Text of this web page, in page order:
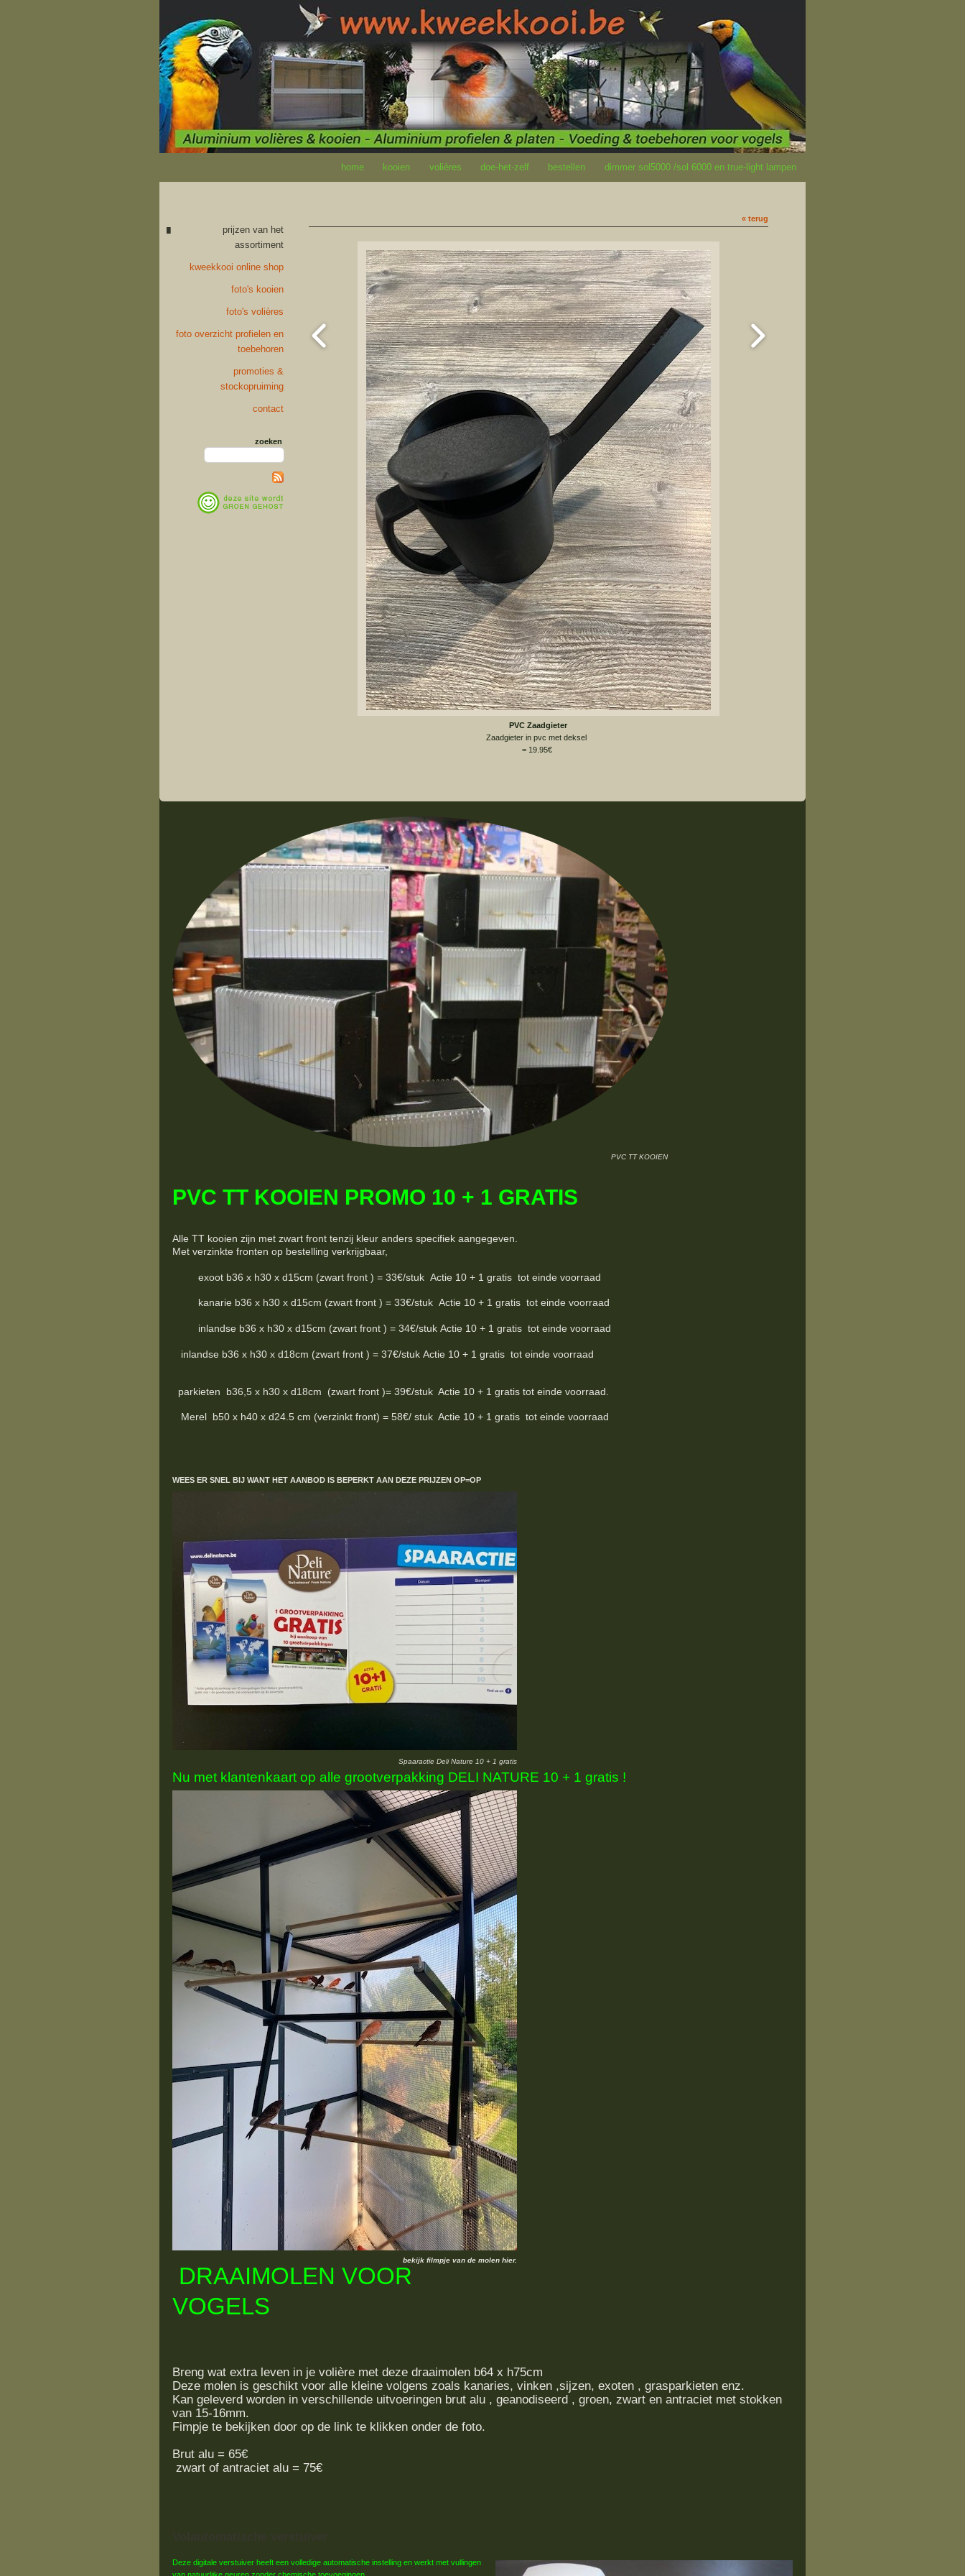
home kooien volières doe-het-zelf bestellen dimmer sol5000 /sol 6000 en true-light lampen
prijzen van het
assortiment
kweekkooi online shop
foto's kooien
foto's volières
foto overzicht profielen en
toebehoren
promoties &
stockopruiming
contact
zoeken
« terug
PVC Zaadgieter
Zaadgieter in pvc met deksel
= 19.95€
PVC TT KOOIEN
PVC TT KOOIEN PROMO 10 + 1 GRATIS
Alle TT kooien zijn met zwart front tenzij kleur anders specifiek aangegeven.
Met verzinkte fronten op bestelling verkrijgbaar,
exoot b36 x h30 x d15cm (zwart front ) = 33€/stuk Actie 10 + 1 gratis tot einde voorraad
kanarie b36 x h30 x d15cm (zwart front ) = 33€/stuk Actie 10 + 1 gratis tot einde voorraad
inlandse b36 x h30 x d15cm (zwart front ) = 34€/stuk Actie 10 + 1 gratis tot einde voorraad
inlandse b36 x h30 x d18cm (zwart front ) = 37€/stuk Actie 10 + 1 gratis tot einde voorraad
parkieten b36,5 x h30 x d18cm (zwart front )= 39€/stuk Actie 10 + 1 gratis tot einde voorraad.
Merel b50 x h40 x d24.5 cm (verzinkt front) = 58€/ stuk Actie 10 + 1 gratis tot einde voorraad
WEES ER SNEL BIJ WANT HET AANBOD IS BEPERKT AAN DEZE PRIJZEN OP=OP
Spaaractie Deli Nature 10 + 1 gratis
Nu met klantenkaart op alle grootverpakking DELI NATURE 10 + 1 gratis !
bekijk filmpje van de molen hier.
DRAAIMOLEN VOOR
VOGELS
Breng wat extra leven in je volière met deze draaimolen b64 x h75cm
Deze molen is geschikt voor alle kleine volgens zoals kanaries, vinken ,sijzen, exoten , grasparkieten enz.
Kan geleverd worden in verschillende uitvoeringen brut alu , geanodiseerd , groen, zwart en antraciet met stokken
van 15-16mm.
Fimpje te bekijken door op de link te klikken onder de foto.
Brut alu = 65€
zwart of antraciet alu = 75€
Deze digitale verstuiver heeft een volledige automatische instelling en werkt met vullingen